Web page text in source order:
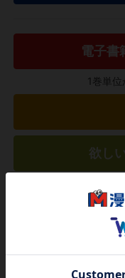
電子書
1巻単位
欲し